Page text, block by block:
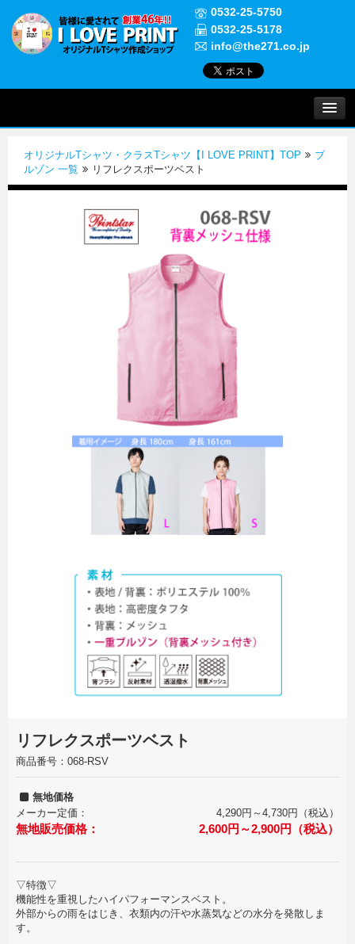
0532-25-5750
0532-25-5178
info@the271.co.jp
実績紹介
よくある質問
簡単お見積り
FAX用紙のダウンロード
オリジナルTシャツ・クラスTシャツ【I LOVE PRINT】TOP
ブ
ルゾン 一覧
リフレクスポーツベスト
リフレクスポーツベスト
商品番号：068-RSV
無地価格
メーカー定価：
4,290円～4,730円（税込）
無地販売価格： 2,600円～2,900円（税込）
▽特徴▽
機能性を重視したハイパフォーマンスベスト。
外部からの雨をはじき、衣類内の汗や水蒸気などの水分を発散しま
す。